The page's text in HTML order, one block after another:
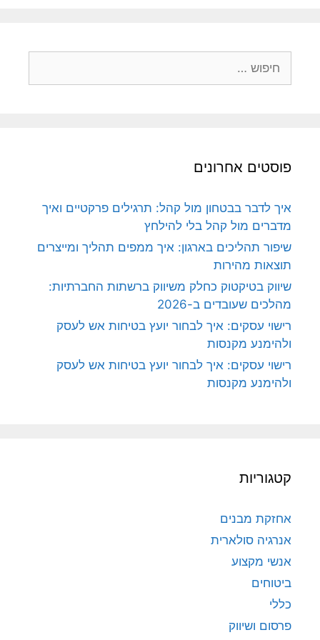
פוסטים אחרונים
איך לדבר בבטחון מול קהל: תרגילים פרקטיים ואיך
מדברים מול קהל בלי להילחץ
שיפור תהליכים בארגון: איך ממפים תהליך ומייצרים
תוצאות מהירות
שיווק בטיקטוק כחלק משיווק ברשתות החברתיות:
מהלכים שעובדים ב-2026
רישוי עסקים: איך לבחור יועץ בטיחות אש לעסק
ולהימנע מקנסות
רישוי עסקים: איך לבחור יועץ בטיחות אש לעסק
ולהימנע מקנסות
קטגוריות
אחזקת מבנים
אנרגיה סולארית
אנשי מקצוע
ביטוחים
כללי
פרסום ושיווק